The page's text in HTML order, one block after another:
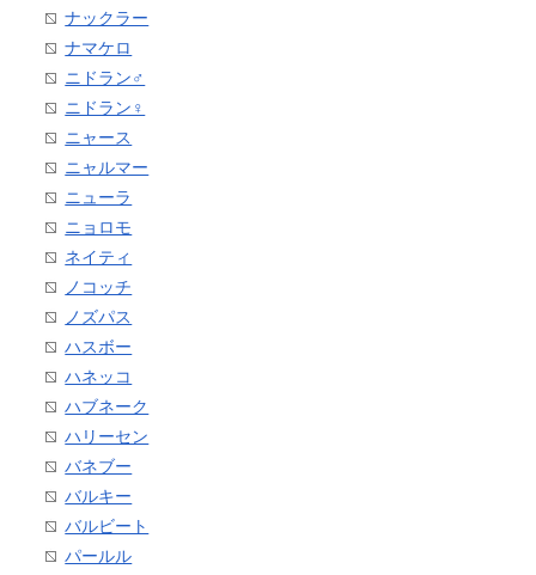
ナックラー
ナマケロ
ニドラン♂
ニドラン♀
ニャース
ニャルマー
ニューラ
ニョロモ
ネイティ
ノコッチ
ノズパス
ハスボー
ハネッコ
ハブネーク
ハリーセン
バネブー
バルキー
バルビート
パールル